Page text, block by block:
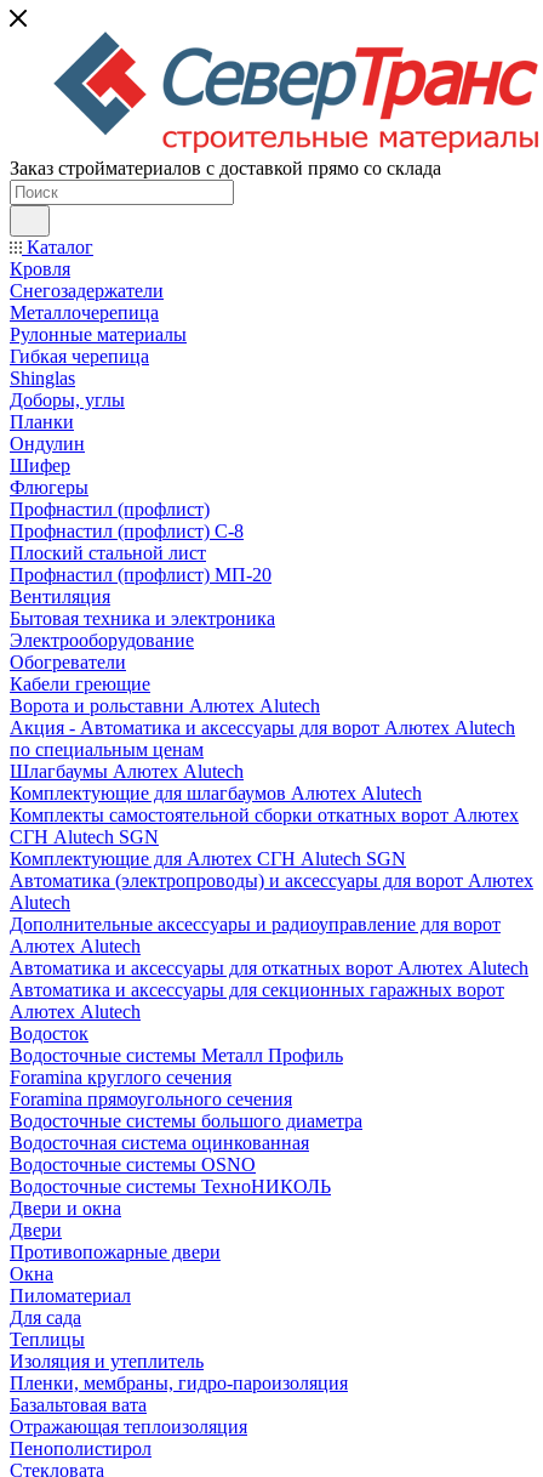
Заказ стройматериалов с доставкой прямо со склада
Каталог
Кровля
Снегозадержатели
Металлочерепица
Рулонные материалы
Гибкая черепица
Shinglas
Доборы, углы
Планки
Ондулин
Шифер
Флюгеры
Профнастил (профлист)
Профнастил (профлист) С-8
Плоский стальной лист
Профнастил (профлист) МП-20
Вентиляция
Бытовая техника и электроника
Электрооборудование
Обогреватели
Кабели греющие
Ворота и рольставни Алютех Alutech
Акция - Автоматика и аксессуары для ворот Алютех Alutech
по специальным ценам
Шлагбаумы Алютех Alutech
Комплектующие для шлагбаумов Алютех Alutech
Комплекты самостоятельной сборки откатных ворот Алютех
СГН Alutech SGN
Комплектующие для Алютех СГН Alutech SGN
Автоматика (электропроводы) и аксессуары для ворот Алютех
Alutech
Дополнительные аксессуары и радиоуправление для ворот
Алютех Alutech
Автоматика и аксессуары для откатных ворот Алютех Alutech
Автоматика и аксессуары для секционных гаражных ворот
Алютех Alutech
Водосток
Водосточные системы Металл Профиль
Foramina круглого сечения
Foramina прямоугольного сечения
Водосточные системы большого диаметра
Водосточная система оцинкованная
Водосточные системы OSNO
Водосточные системы ТехноНИКОЛЬ
Двери и окна
Двери
Противопожарные двери
Окна
Пиломатериал
Для сада
Теплицы
Изоляция и утеплитель
Пленки, мембраны, гидро-пароизоляция
Базальтовая вата
Отражающая теплоизоляция
Пенополистирол
Стекловата